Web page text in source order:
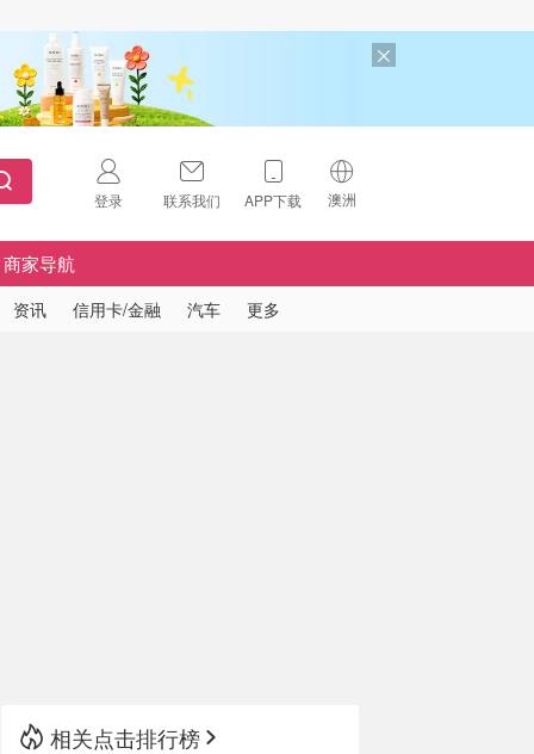
登录 联系我们 APP下载 澳洲
🇺🇸
🇨🇳中国
商家导航
资讯 信用卡/金融 汽车 更多
相关点击排行榜